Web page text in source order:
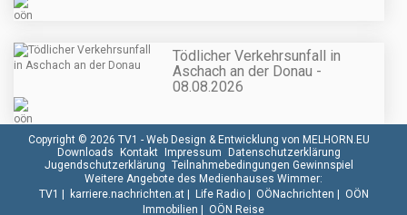
Tödlicher Verkehrsunfall in
Aschach an der Donau -
08.08.2026
Copyright © 2026 TV1 - Web Design & Entwicklung von MELHORN.EU
Downloads
Kontakt Impressum
Datenschutzerklärung
Jugendschutzerklärung Teilnahmebedingungen Gewinnspiel
Weitere Angebote des Medienhauses Wimmer:
TV1
karriere.nachrichten.at| Life Radio| OÖNachrichten
OÖN
Immobilien
OÖN Reise